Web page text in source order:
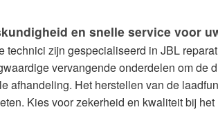
en snelle service voor
technici zijn gespecialiseerd in JBL
vervangende onderdelen om de
afhandeling. Het herstellen van de
Kies voor zekerheid en kwaliteit bij